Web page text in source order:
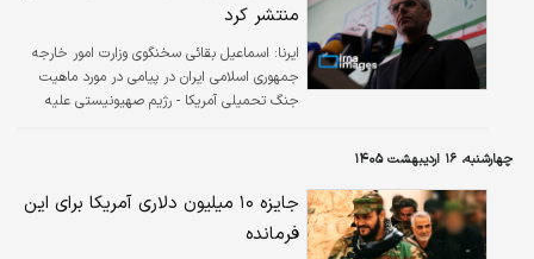
منتشر کرد
ایرنا: اسماعیل بقائی سخنگوی وزارت امور خارجه
جمهوری اسلامی ایران در پیامی در مورد ماهیت
جنگ تحمیلی آمریکا - رژیم صهیونیستی علیه
چهارشنبه، ۱۶ اردیبهشت ۱۴۰۵
جایزه ۱۰ میلیون دلاری آمریکا برای این
فرمانده